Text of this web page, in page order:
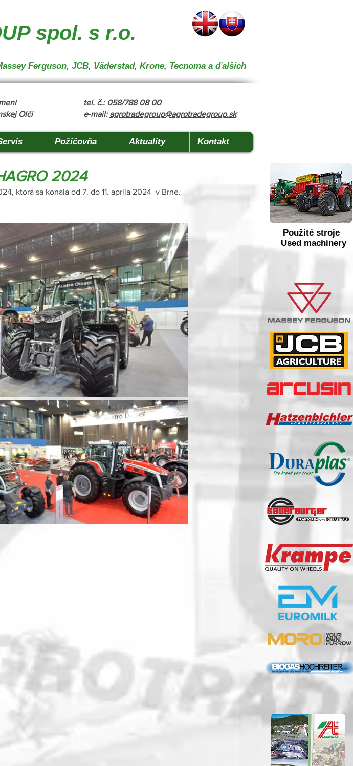
spol. s r.o.
Ferguson, JCB, Väderstad, Krone, Tecnoma a ďalších
Olči
tel. č.: 058/788 08 00
e-mail: agrotradegroup@agrotradegroup.sk
Požičovňa Aktuality Kontakt
2024
ktorá sa konala od 7. do 11. apríla 2024  v Brne.
Použité stroje
Used machinery